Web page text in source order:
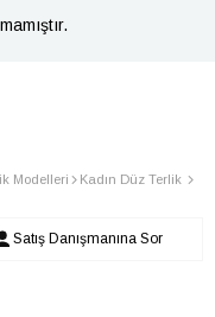
Modelleri
Kadın Düz Terlik
Satış Danışmanına Sor